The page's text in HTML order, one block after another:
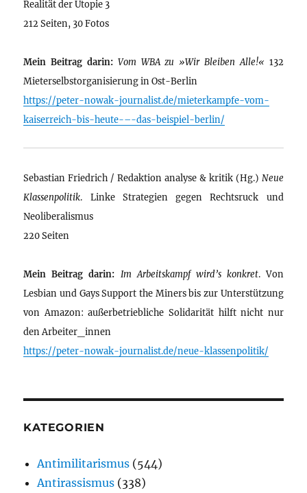
Realität der Utopie 3
212 Seiten, 30 Fotos
Mein Beitrag darin: Vom WBA zu »Wir Bleiben Alle!« 132
Mieterselbstorganisierung in Ost-Berlin
https://peter-nowak-journalist.de/mieterkampfe-vom-
kaiserreich-bis-heute-–-das-beispiel-berlin/
Sebastian Friedrich / Redaktion analyse & kritik (Hg.) Neue
Klassenpolitik. Linke Strategien gegen Rechtsruck und
Neoliberalismus
220 Seiten
Mein Beitrag darin: Im Arbeitskampf wird’s konkret. Von
Lesbian und Gays Support the Miners bis zur Unterstützung
von Amazon: außerbetriebliche Solidarität hilft nicht nur
den Arbeiter_innen
https://peter-nowak-journalist.de/neue-klassenpolitik/
KATEGORIEN
Antimilitarismus (544)
Antirassismus (338)